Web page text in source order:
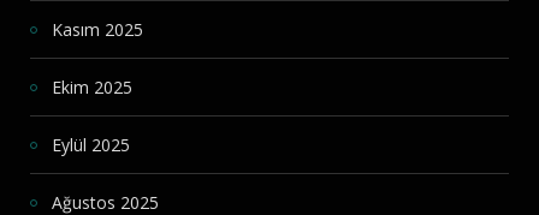
Kasım 2025
Ekim 2025
Eylül 2025
Ağustos 2025